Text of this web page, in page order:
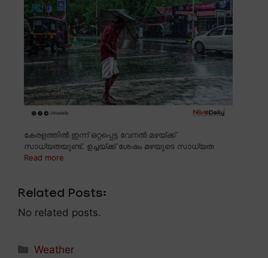
കേരളത്തിൽ ഇന്ന് ഒറ്റപ്പെട്ട വേനൽ മഴയ്ക്ക്
സാധ്യതയുണ്ട്. ഉച്ചയ്ക്ക് ശേഷം മഴയുടെ സാധ്യത
Read more
Related Posts:
No related posts.
Categories
Weather